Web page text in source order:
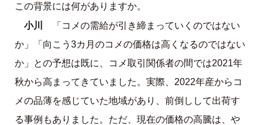
この背景には何がありますか。
小川
「コメの需給が引き締まっていくのではない
か」「向こう3カ月のコメの価格は高くなるのではない
か」との予想は既に、コメ取引関係者の間では2021年
秋から高まってきていました。実際、2022年産からコ
メの品薄を感じていた地域があり、前倒しして出荷す
る事例もありました。ただ、現在の価格の高騰は、や